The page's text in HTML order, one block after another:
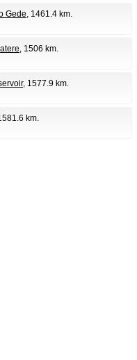
Gede, 1461.4 km.
, 1506 km.
, 1577.9 km.
km.